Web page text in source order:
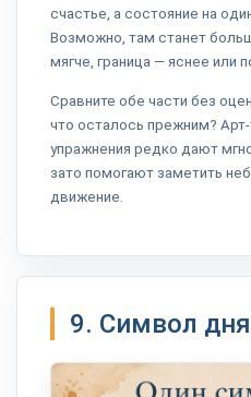
счастье, а состояние на
Возможно, там станет
мягче, граница — яснее или
Сравните обе части без
что осталось прежним?
упражнения редко дают
зато помогают заметить
движение.
9. Символ дня